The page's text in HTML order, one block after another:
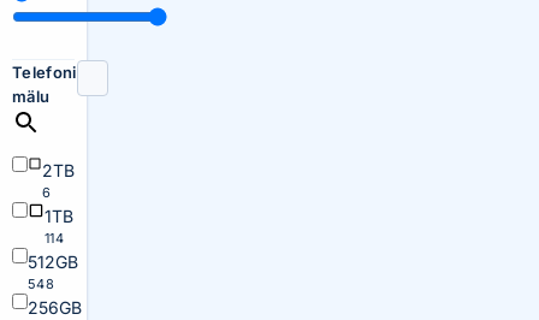
Telefoni
mälu
2TB
6
1TB
114
512GB
548
256GB